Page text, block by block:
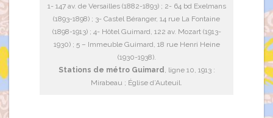
1- 147 av. de Versailles (1882-1893) ; 2- 64 bd Exelmans
(1893-1898) ; 3- Castel Béranger, 14 rue La Fontaine
(1898-1913) ; 4- Hôtel Guimard, 122 av. Mozart (1913-
1930) ; 5 – Immeuble Guimard, 18 rue Henri Heine
(1930-1938).
Stations de métro Guimard, ligne 10, 1913 :
Mirabeau ; Église d’Auteuil.